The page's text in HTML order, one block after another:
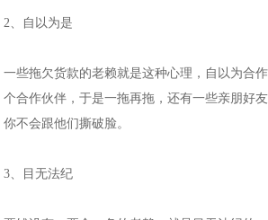
2、自以为是
一些拖欠货款的老赖就是这种心理，自以为合
个合作伙伴，于是一拖再拖，还有一些亲朋好
你不会跟他们撕破脸。
3、目无法纪